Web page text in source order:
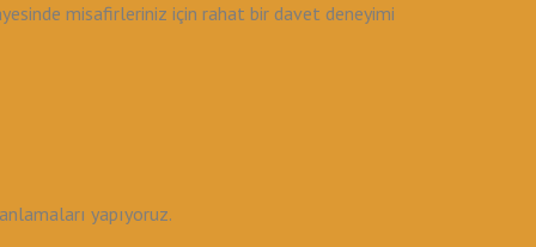
misafirleriniz için rahat bir davet deneyimi
yapıyoruz.